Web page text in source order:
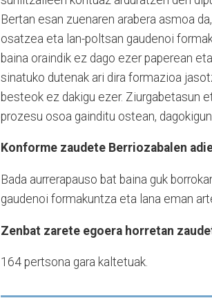
Bertan esan zuenaren arabera asmoa
osatzea eta lan-poltsan gaudenoi
baina oraindik ez dago ezer paperean
sinatuko dutenak ari dira formazioa
besteok ez dakigu ezer. Ziurgabetasun
prozesu osoa gainditu ostean,
Konforme zaudete Berriozabalen
Bada aurrerapauso bat baina guk
gaudenoi formakuntza eta lana eman
Zenbat zarete egoera horretan
164 pertsona gara kaltetuak.